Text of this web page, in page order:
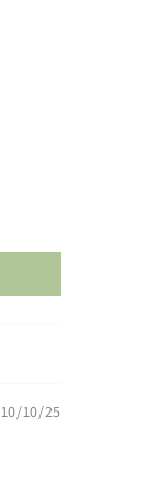
10/10/25